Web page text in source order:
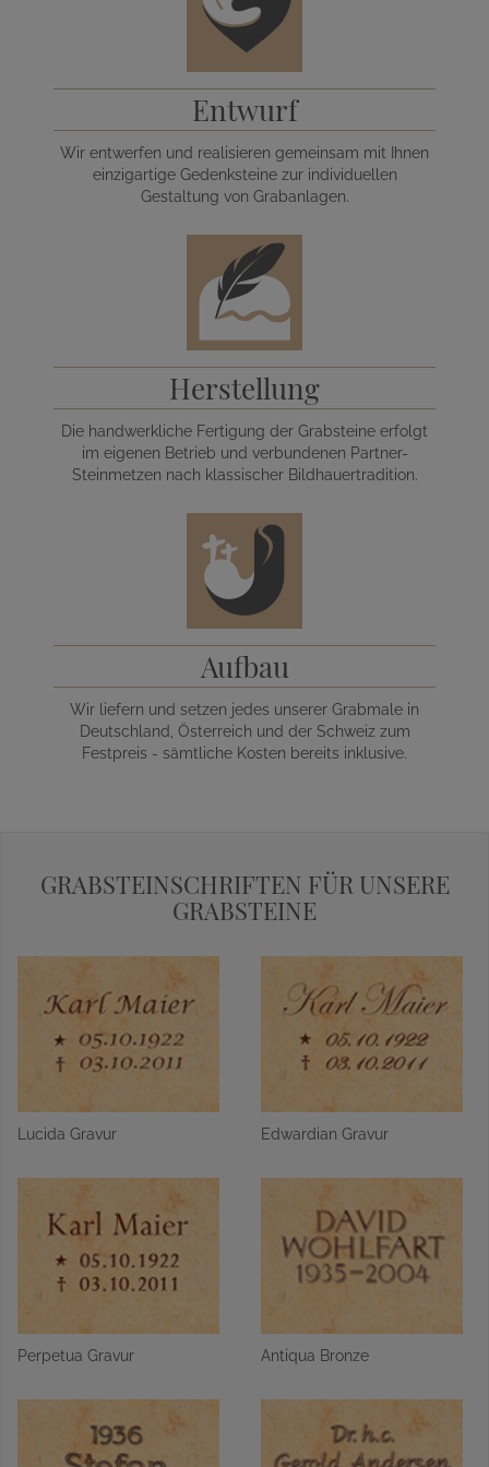
Entwurf
Wir entwerfen und realisieren gemeinsam mit Ihnen
einzigartige Gedenksteine zur individuellen
Gestaltung von Grabanlagen.
Herstellung
Die handwerkliche Fertigung der Grabsteine erfolgt
im eigenen Betrieb und verbundenen Partner-
Steinmetzen nach klassischer Bildhauertradition.
Aufbau
Wir liefern und setzen jedes unserer Grabmale in
Deutschland, Österreich und der Schweiz zum
Festpreis - sämtliche Kosten bereits inklusive.
GRABSTEINSCHRIFTEN FÜR UNSERE
GRABSTEINE
Lucida Gravur Edwardian Gravur
Perpetua Gravur Antiqua Bronze